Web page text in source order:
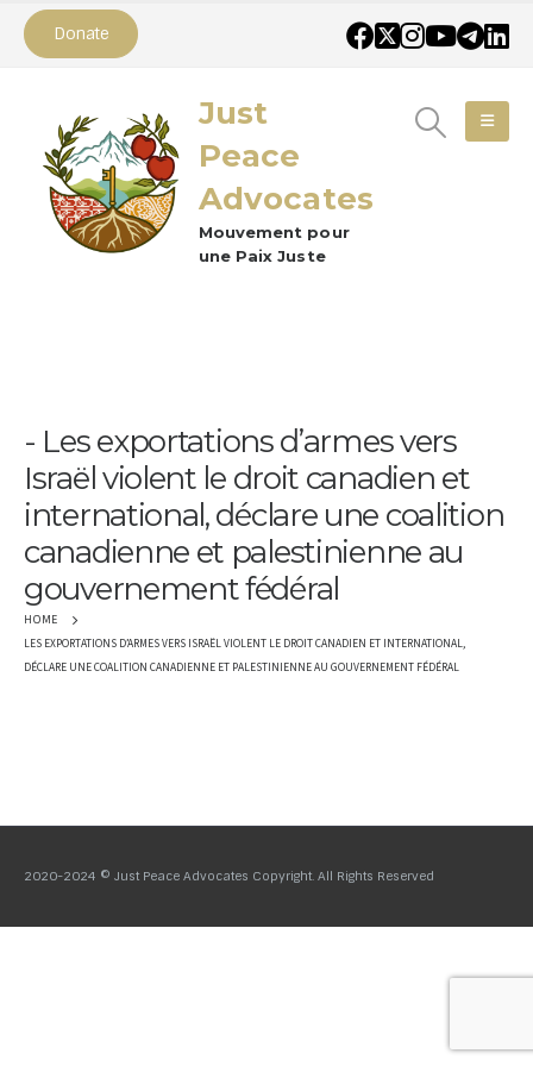
Donate
Just
Peace
Advocates
Mouvement pour
une Paix Juste
Les exportations d’armes vers
Israël violent le droit canadien et
international, déclare une coalition
canadienne et palestinienne au
gouvernement fédéral
HOME
LES EXPORTATIONS D’ARMES VERS ISRAËL VIOLENT LE DROIT CANADIEN ET INTERNATIONAL,
DÉCLARE UNE COALITION CANADIENNE ET PALESTINIENNE AU GOUVERNEMENT FÉDÉRAL
2020-2024 © Just Peace Advocates Copyright. All Rights Reserved